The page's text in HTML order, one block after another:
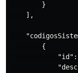
}
],
{
"id" :